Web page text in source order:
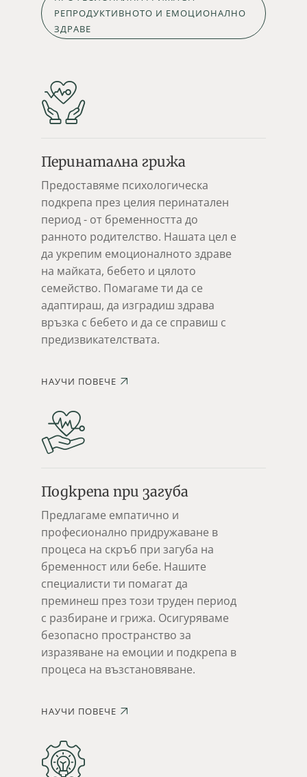
РЕПРОДУКТИВНОТО И ЕМОЦИОНАЛНО
ЗДРАВЕ
Перинатална грижа
Предоставяме психологическа
подкрепа през целия перинатален
период - от бременността до
ранното родителство. Нашата цел е
да укрепим емоционалното здраве
на майката, бебето и цялото
семейство. Помагаме ти да се
адаптираш, да изградиш здрава
връзка с бебето и да се справиш с
предизвикателствата.
НАУЧИ ПОВЕЧЕ
Подкрепа при загуба
Предлагаме емпатично и
професионално придружаване в
процеса на скръб при загуба на
бременност или бебе. Нашите
специалисти ти помагат да
преминеш през този труден период
с разбиране и грижа. Осигуряваме
безопасно пространство за
изразяване на емоции и подкрепа в
процеса на възстановяване.
НАУЧИ ПОВЕЧЕ